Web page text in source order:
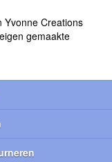
Yvonne Creations
gemaakte